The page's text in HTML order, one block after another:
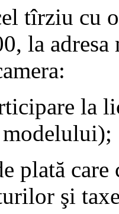
tîrziu cu
la
la
plată care
şi